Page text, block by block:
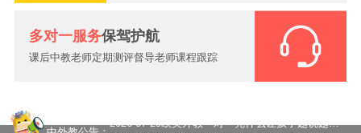
多对一服务保驾护航
课后中教老师定期测评督导老师课程跟踪
一对一外教课怎么选？大嘴外教高性价比外教提升英语口语
2026-08-07
暑假英语别只顾刷题，真正决定开学成绩的，是这种坚持！
2026-08-05
上海发布中小学AI素养评价框架！AI进课堂，英语该怎么学得重新想
2026-08-04真正拉开孩子英语差距的，从来不是开学，而是暑假